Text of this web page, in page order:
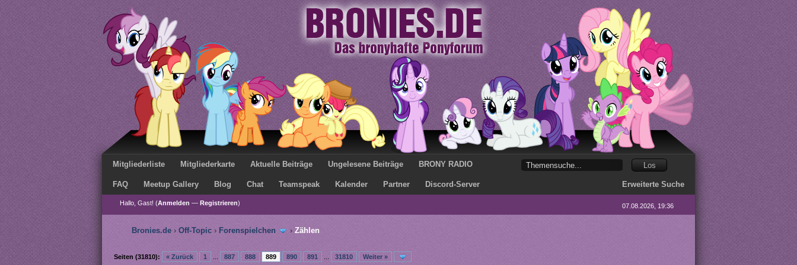
Mitgliederliste Mitgliederkarte Aktuelle Beiträge Ungelesene Beiträge BRONY RADIO
FAQ Meetup Gallery Blog Chat Teamspeak Kalender Partner Discord-Server Erweiterte Suche
Hallo, Gast! (Anmelden — Registrieren) 07.08.2026, 19:36
Bronies.de › Off-Topic › Forenspielchen › Zählen
Seiten (31810): « Zurück 1 887 888 889 890 891 31810 Weiter »